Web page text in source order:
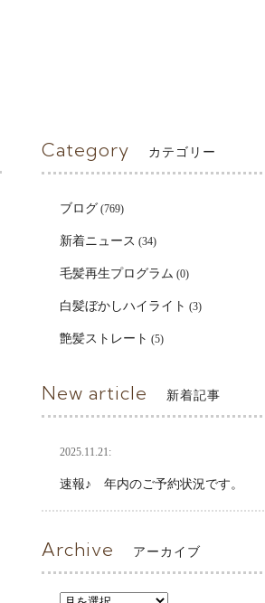
Category カテゴリー
ブログ (769)
新着ニュース (34)
毛髪再生プログラム (0)
白髪ぼかしハイライト (3)
艶髪ストレート (5)
New article 新着記事
2025.11.21:
速報♪ 年内のご予約状況です。
Archive アーカイブ